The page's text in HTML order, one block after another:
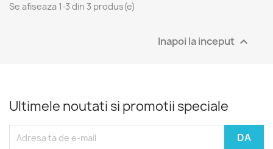
Se afiseaza 1-3 din 3 produs(e)
Inapoi la inceput 
Ultimele noutati si promotii speciale